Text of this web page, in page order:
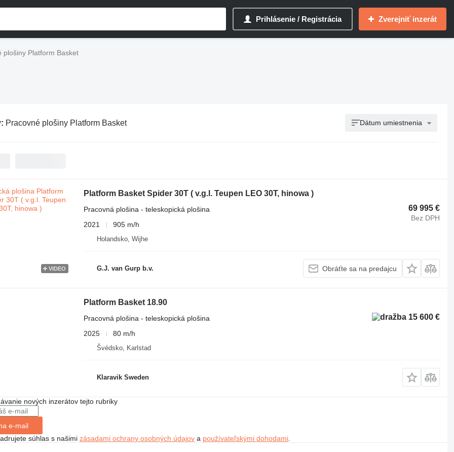
Prihlásenie / Registrácia Zverejniť inzerát
plošiny Platform Basket
Pracovné plošiny Platform Basket Dátum umiestnenia
VIDEO
Platform Basket Spider 30T ( v.g.l. Teupen LEO 30T, hinowa )
69 995 €
Bez DPH
Pracovná plošina - teleskopická plošina
2021
905 m/h
Holandsko, Wijhe
G.J. van Gurp b.v. Obráťte sa na predajcu
Platform Basket 18.90
15 600 €
Pracovná plošina - teleskopická plošina
2025
80 m/h
Švédsko, Karlstad
Klaravik Sweden
nových inzerátov tejto rubriky
e-mail
súhlas s našimi zásadami ochrany osobných údajova používateľskými dohodami.